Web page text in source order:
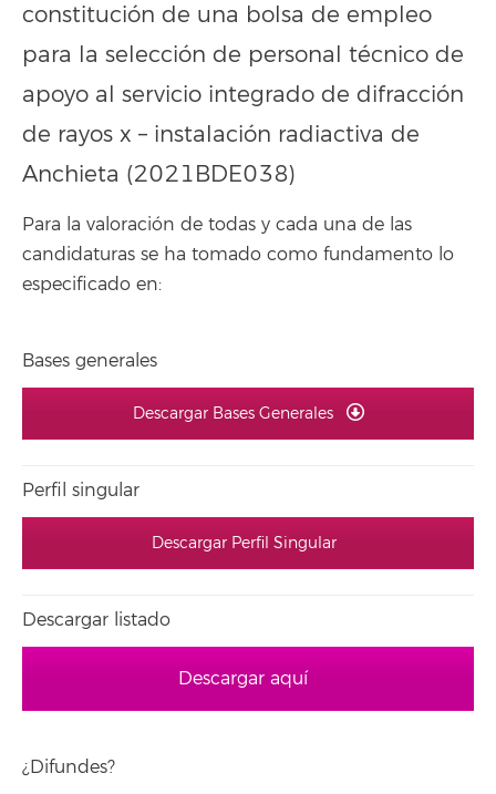
constitución de una bolsa de empleo
para la selección de personal técnico de
apoyo al servicio integrado de difracción
de rayos x – instalación radiactiva de
Anchieta (2021BDE038)
Para la valoración de todas y cada una de las
candidaturas se ha tomado como fundamento lo
especificado en:
Bases generales
Descargar Bases Generales
Perfil singular
Descargar Perfil Singular
Descargar listado
Descargar aquí
¿Difundes?